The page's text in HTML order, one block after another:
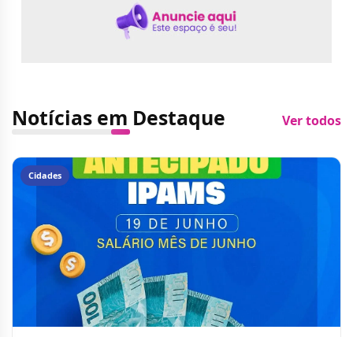
Notícias em Destaque Ver todos
Cidades